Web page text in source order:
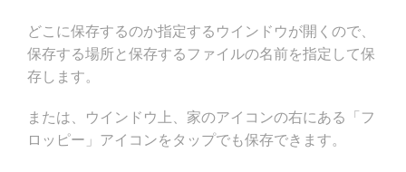
どこに保存するのか指定するウインドウが開くので、
保存する場所と保存するファイルの名前を指定して保
存します。
または、ウインドウ上、家のアイコンの右にある「フ
ロッピー」アイコンをタップでも保存できます。